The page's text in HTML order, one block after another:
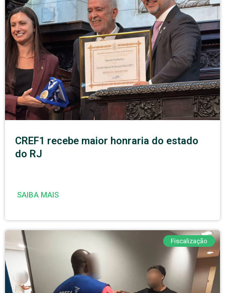
CREF1 recebe maior honraria do estado
do RJ
SAIBA MAIS
Fiscalização